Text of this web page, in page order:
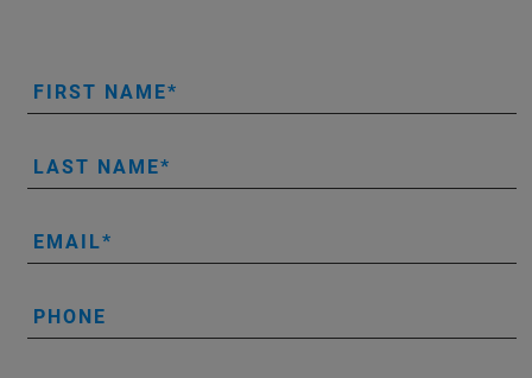
FIRST NAME
LAST NAME
EMAIL
PHONE